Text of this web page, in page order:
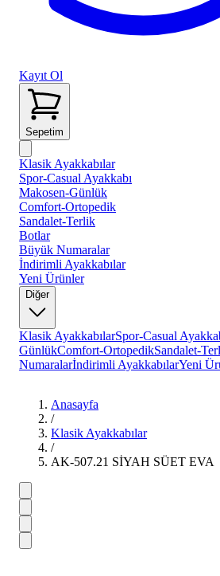
Kayıt Ol
Sepetim
Klasik Ayakkabılar
Spor-Casual Ayakkabı
Makosen-Günlük
Comfort-Ortopedik
Sandalet-Terlik
Botlar
Büyük Numaralar
İndirimli Ayakkabılar
Yeni Ürünler
Diğer
Klasik AyakkabılarSpor-Casual
GünlükComfort-OrtopedikSandalet-
Numaralarİndirimli AyakkabılarYeni
Anasayfa
/
Klasik Ayakkabılar
/
AK-507.21 SİYAH SÜET EVA